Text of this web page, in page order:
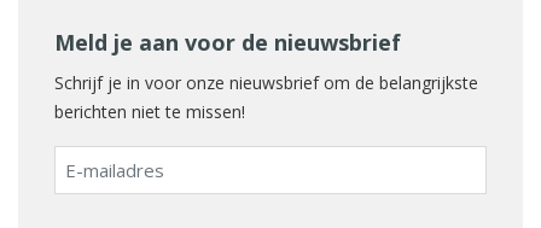
Meld je aan voor de nieuwsbrief
Schrijf je in voor onze nieuwsbrief om de belangrijkste
berichten niet te missen!
E-
mailadres